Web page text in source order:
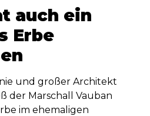
auch ein
Erbe
und großer Architekt
der Marschall Vauban
im ehemaligen